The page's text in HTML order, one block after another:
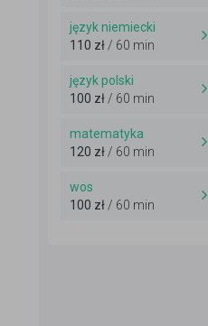
język niemiecki
110 zł / 60 min
język polski
100 zł / 60 min
matematyka
120 zł / 60 min
wos
100 zł / 60 min